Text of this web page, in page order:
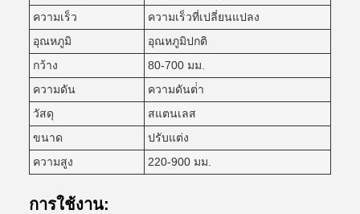
ความเร็ว
ความเร็วที่เปลี่ยนแปลง
อุณหภูมิ
อุณหภูมิปกติ
กว้าง
80-700 มม.
ความดัน
ความดันต่ํา
วัสดุ
สแตนเลส
ขนาด
ปรับแต่ง
ความสูง
220-900 มม.
การใช้งาน: